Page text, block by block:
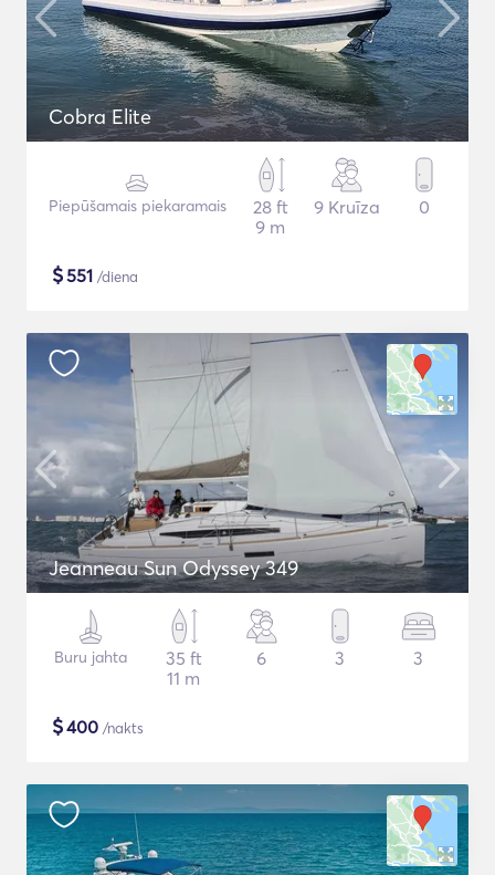
Cobra Elite
Piepūšamais piekaramais
28 ft
9 m
9 Kruīza 0
$551 /diena
Jeanneau Sun Odyssey 349
Buru jahta
35 ft
11 m
6 3 3
$400 /nakts